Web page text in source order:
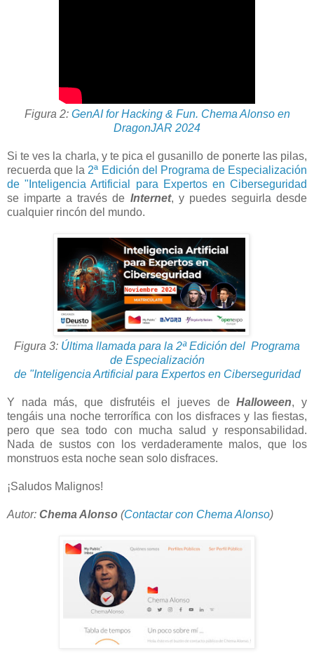
Figura 2: GenAI for Hacking & Fun. Chema Alonso en
DragonJAR 2024
Si te ves la charla, y te pica el gusanillo de ponerte las pilas,
recuerda que la 2ª Edición del Programa de Especialización
de "Inteligencia Artificial para Expertos en Ciberseguridad
se imparte a través de Internet, y puedes seguirla desde
cualquier rincón del mundo.
Figura 3: Última llamada para la 2ª Edición del Programa
de Especialización
de "Inteligencia Artificial para Expertos en Ciberseguridad
Y nada más, que disfrutéis el jueves deHalloween, y
tengáis una noche terrorífica con los disfraces y las fiestas,
pero que sea todo con mucha salud y responsabilidad.
Nada de sustos con los verdaderamente malos, que los
monstruos esta noche sean solo disfraces.
¡Saludos Malignos!
Autor: Chema Alonso (Contactar con Chema Alonso)